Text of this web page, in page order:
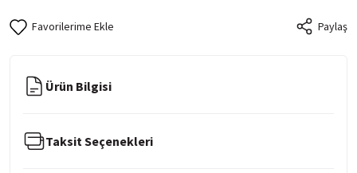
Paylaş
Ürün Bilgisi
Taksit Seçenekleri